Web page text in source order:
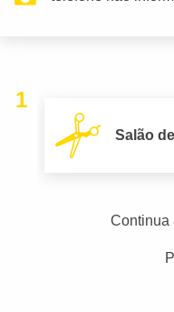
1
Salão
Continua